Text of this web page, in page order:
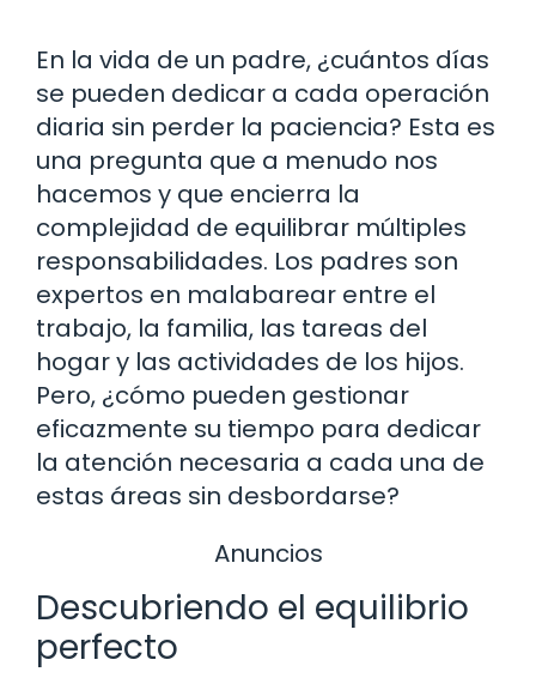
En la vida de un padre, ¿cuántos días
se pueden dedicar a cada operación
diaria sin perder la paciencia? Esta es
una pregunta que a menudo nos
hacemos y que encierra la
complejidad de equilibrar múltiples
responsabilidades. Los padres son
expertos en malabarear entre el
trabajo, la familia, las tareas del
hogar y las actividades de los hijos.
Pero, ¿cómo pueden gestionar
eficazmente su tiempo para dedicar
la atención necesaria a cada una de
estas áreas sin desbordarse?
Anuncios
Descubriendo el equilibrio
perfecto